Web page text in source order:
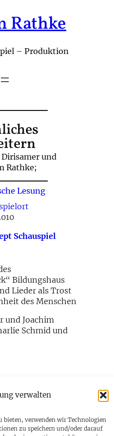
verwalten
verwenden wir Technologien
zu speichern und/oder darauf
Rathke
– Produktion
und
Rathke;
Lesung
Schauspiel
Bildungshaus
Lieder als Trost
des Menschen
und Joachim
Schmid und